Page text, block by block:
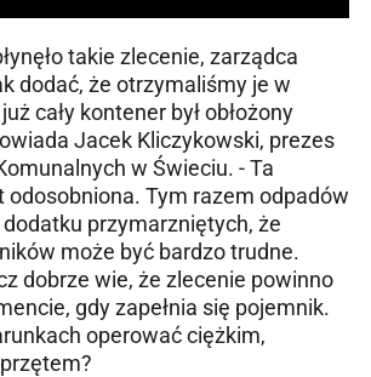
takie zlecenie, zarządca
dodać, że otrzymaliśmy je w
cały kontener był obłożony
Jacek Kliczykowski, prezes
w Świeciu. - Ta
odosobniona. Tym razem odpadów
przymarzniętych, że
może być bardzo trudne.
dobrze wie, że zlecenie powinno
gdy zapełnia się pojemnik.
operować ciężkim,